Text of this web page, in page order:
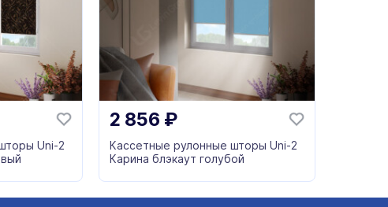
Uni-2
2 856 ₽
Кассетные рулонные шторы Uni-2
Карина блэкаут голубой